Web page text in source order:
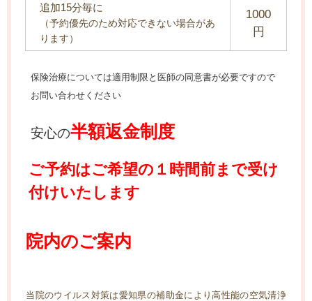
追加15分毎に
（予約優先のため対応できない場合があ
ります）
1000
円
保険治療については適用制限と医師の同意書が必要ですので
お問い合わせください
安心の半額返金制度
ご予約はご希望の１ 時間前まで受け
付けいたします
院内のご案内
当院のウイルス対策は愛知県の補助金により高性能の空気清浄